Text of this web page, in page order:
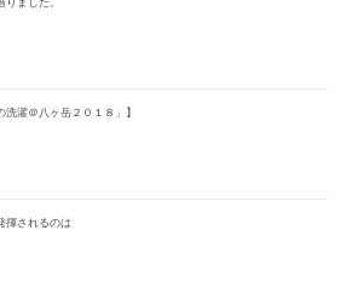
洗濯＠八ヶ岳２０１８」】
揮されるのは